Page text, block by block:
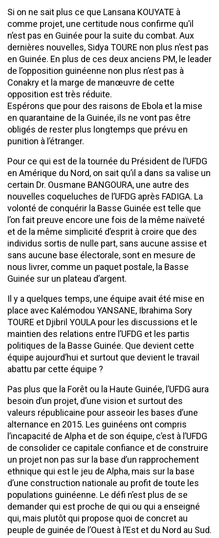
Si on ne sait plus ce que Lansana KOUYATE à
comme projet, une certitude nous confirme qu’il
n’est pas en Guinée pour la suite du combat. Aux
dernières nouvelles, Sidya TOURE non plus n’est pas
en Guinée. En plus de ces deux anciens PM, le leader
de l’opposition guinéenne non plus n’est pas à
Conakry et la marge de manœuvre de cette
opposition est très réduite.
Espérons que pour des raisons de Ebola et la mise
en quarantaine de la Guinée, ils ne vont pas être
obligés de rester plus longtemps que prévu en
punition à l’étranger.
Pour ce qui est de la tournée du Président de l’UFDG
en Amérique du Nord, on sait qu’il a dans sa valise un
certain Dr. Ousmane BANGOURA, une autre des
nouvelles coqueluches de l’UFDG après FADIGA. La
volonté de conquérir la Basse Guinée est telle que
l’on fait preuve encore une fois de la même naïveté
et de la même simplicité d’esprit à croire que des
individus sortis de nulle part, sans aucune assise et
sans aucune base électorale, sont en mesure de
nous livrer, comme un paquet postale, la Basse
Guinée sur un plateau d’argent.
Il y a quelques temps, une équipe avait été mise en
place avec Kalémodou YANSANE, Ibrahima Sory
TOURE et Djibril YOULA pour les discussions et le
maintien des relations entre l’UFDG et les partis
politiques de la Basse Guinée. Que devient cette
équipe aujourd’hui et surtout que devient le travail
abattu par cette équipe ?
Pas plus que la Forêt ou la Haute Guinée, l’UFDG aura
besoin d’un projet, d’une vision et surtout des
valeurs républicaine pour asseoir les bases d’une
alternance en 2015. Les guinéens ont compris
l’incapacité de Alpha et de son équipe, c’est à l’UFDG
de consolider ce capitale confiance et de construire
un projet non pas sur la base d’un rapprochement
ethnique qui est le jeu de Alpha, mais sur la base
d’une construction nationale au profit de toute les
populations guinéenne. Le défi n’est plus de se
demander qui est proche de qui ou qui a enseigné
qui, mais plutôt qui propose quoi de concret au
peuple de guinée de l’Ouest à l’Est et du Nord au Sud.